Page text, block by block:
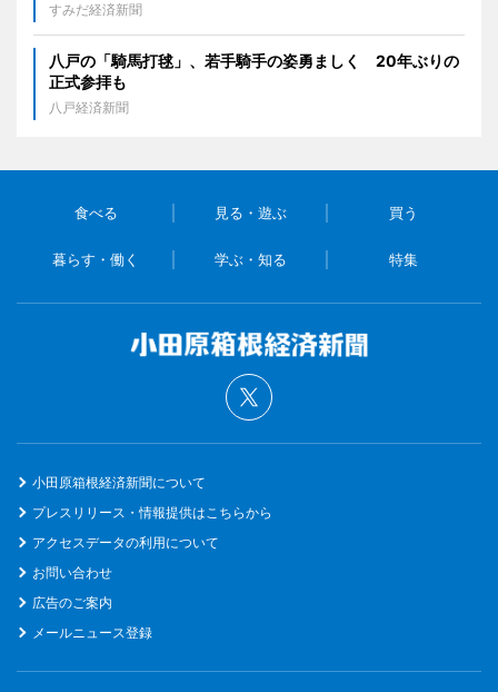
すみだ経済新聞
八戸の「騎馬打毬」、若手騎手の姿勇ましく 20年ぶりの
正式参拝も
八戸経済新聞
食べる 見る・遊ぶ 買う
暮らす・働く 学ぶ・知る 特集
小田原箱根経済新聞について
プレスリリース・情報提供はこちらから
アクセスデータの利用について
お問い合わせ
広告のご案内
メールニュース登録